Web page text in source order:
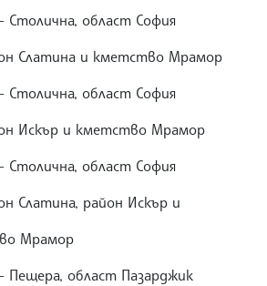
Столична, област София
Слатина и кметство Мрамор -
Столична, област София
Искър и кметство Мрамор -
Столична, област София
Слатина, район Искър и
Мрамор - 11
– Пещера, област